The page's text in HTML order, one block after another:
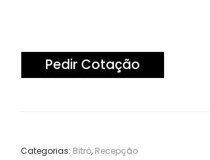
Pedir Cotação
Categorias: Bitrô, Recepção